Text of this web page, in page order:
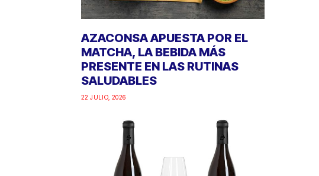
AZACONSA APUESTA POR EL
MATCHA, LA BEBIDA MÁS
PRESENTE EN LAS RUTINAS
SALUDABLES
22 JULIO, 2026